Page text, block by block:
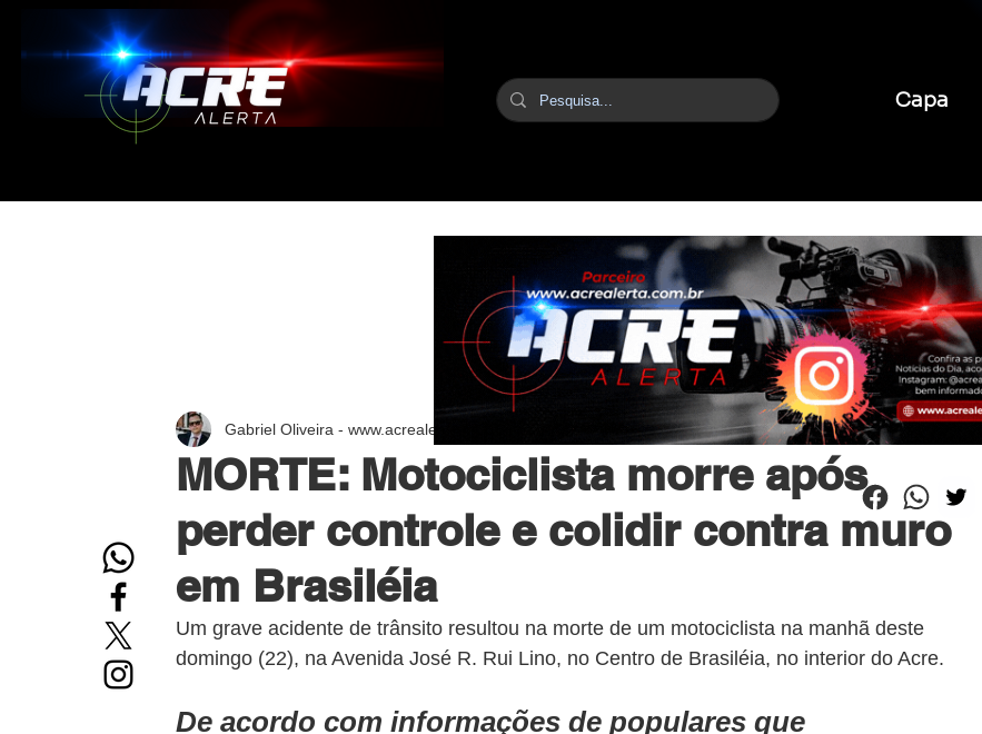
Capa
MORTE: Motociclista morre após
perder controle e colidir contra muro
em Brasiléia
Gabriel Oliveira - www.acrealerta.com.br 22 de mar. 1 min de leitura
Um grave acidente de trânsito resultou na morte de um motociclista na manhã deste
domingo (22), na Avenida José R. Rui Lino, no Centro de Brasiléia, no interior do Acre.
De acordo com informações de populares que